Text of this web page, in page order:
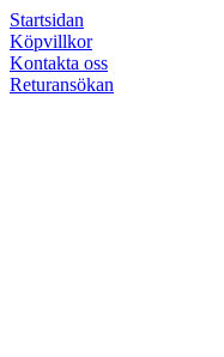
Startsidan
Köpvillkor
Kontakta oss
Returansökan